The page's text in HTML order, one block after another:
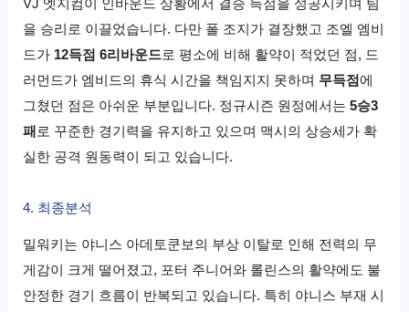
VJ 엣지컴이 인바운드 상황에서 결승 득점을 성공시키며 팀
을 승리로 이끌었습니다. 다만 폴 조지가 결장했고 조엘 엠비
드가 12득점 6리바운드로 평소에 비해 활약이 적었던 점, 드
러먼드가 엠비드의 휴식 시간을 책임지지 못하며 무득점에
그쳤던 점은 아쉬운 부분입니다. 정규시즌 원정에서는5승3
패 로 꾸준한 경기력을 유지하고 있으며 맥시의 상승세가 확
실한 공격 원동력이 되고 있습니다.
4. 최종분석
밀워키는 야니스 아데토쿤보의 부상 이탈로 인해 전력의 무
게감이 크게 떨어졌고, 포터 주니어와 롤린스의 활약에도 불
안정한 경기 흐름이 반복되고 있습니다. 특히 야니스 부재 시